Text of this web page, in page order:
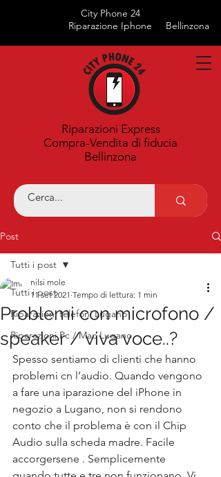
City Phone 24
Riparazione Iphone
Bellinzona
Riparazioni Express
Compra-Vendita di fiducia
Bellinzona
Post
Tutti i post
Riparazioni telefoni Lugano
Riparazioni Pc / Mac Lugano
Tutti i post
Problemi con microfono /
speaker / viva voce..?
nilsi mole
11 set 2021 Tempo di lettura: 1 min
Spesso sentiamo di clienti che hanno
problemi cn l’audio. Quando vengono
a fare una iparazione del iPhone in
negozio a Lugano, non si rendono
conto che il problema è con il Chip
Audio sulla scheda madre. Facile
accorgersene . Semplicemente